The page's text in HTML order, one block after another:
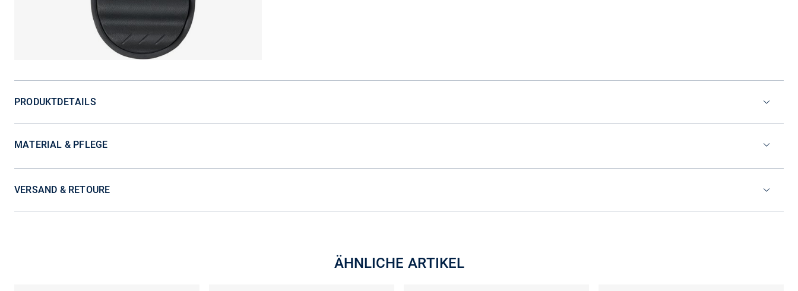
PRODUKTDETAILS
MATERIAL & PFLEGE
VERSAND & RETOURE
ÄHNLICHE ARTIKEL